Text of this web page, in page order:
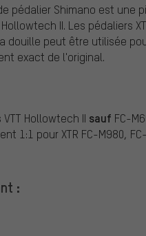
pédalier Shimano est
II. Les pédaliers
douille peut être utilisée
exact de l'original.
Hollowtech II sauf FC-
1:1 pour XTR FC-M980,
: